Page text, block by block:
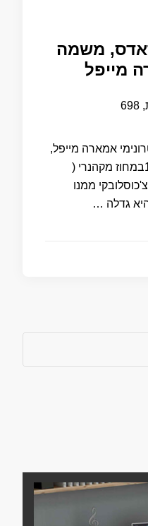
משמה
מייפל
אמארה מייפל,
נולדה ב 6 בספטמבר 1996במחוז מקהנרי (
ממנו
גדלה …